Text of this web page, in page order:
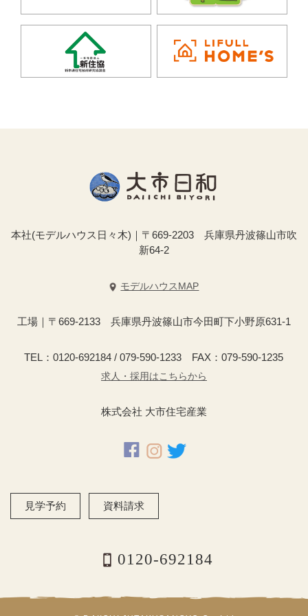
本社(モデルハウス日々木)｜〒669-2203 兵庫県丹波篠山市吹
新64-2
モデルハウスMAP
工場｜〒669-2133 兵庫県丹波篠山市今田町下小野原631-1
TEL：0120-692184 / 079-590-1233 FAX：079-590-1235
求人・採用はこちらから
株式会社 大市住宅産業
見学予約 資料請求
0120-692184